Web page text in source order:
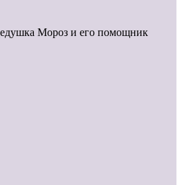
Мороз и его помощник